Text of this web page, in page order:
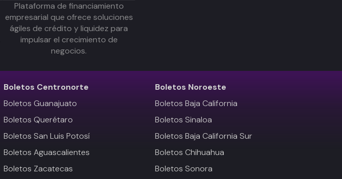
Plataforma de financiamiento
empresarial que ofrece soluciones
ágiles de crédito y liquidez para
impulsar el crecimiento de
negocios.
Boletos Centronorte
Boletos Guanajuato
Boletos Querétaro
Boletos San Luis Potosí
Boletos Aguascalientes
Boletos Zacatecas
Boletos Noroeste
Boletos Baja California
Boletos Sinaloa
Boletos Baja California Sur
Boletos Chihuahua
Boletos Sonora